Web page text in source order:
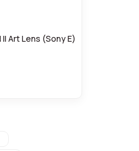
Art Lens (Sony E)